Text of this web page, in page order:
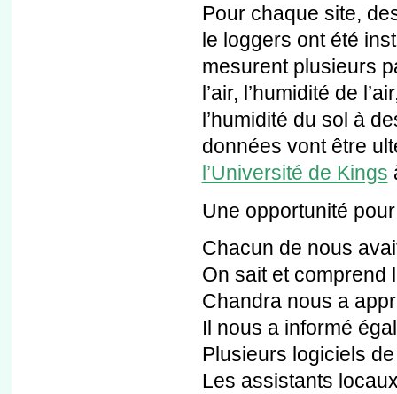
Pour chaque site,
le loggers ont été
mesurent plusieurs
l’air, l’humidité de
l’humidité du sol à
données vont être
l’Université de Kings
Une opportunité
Chacun de nous
On sait et comprend
Chandra nous a
Il nous a informé
Plusieurs logiciels
Les assistants